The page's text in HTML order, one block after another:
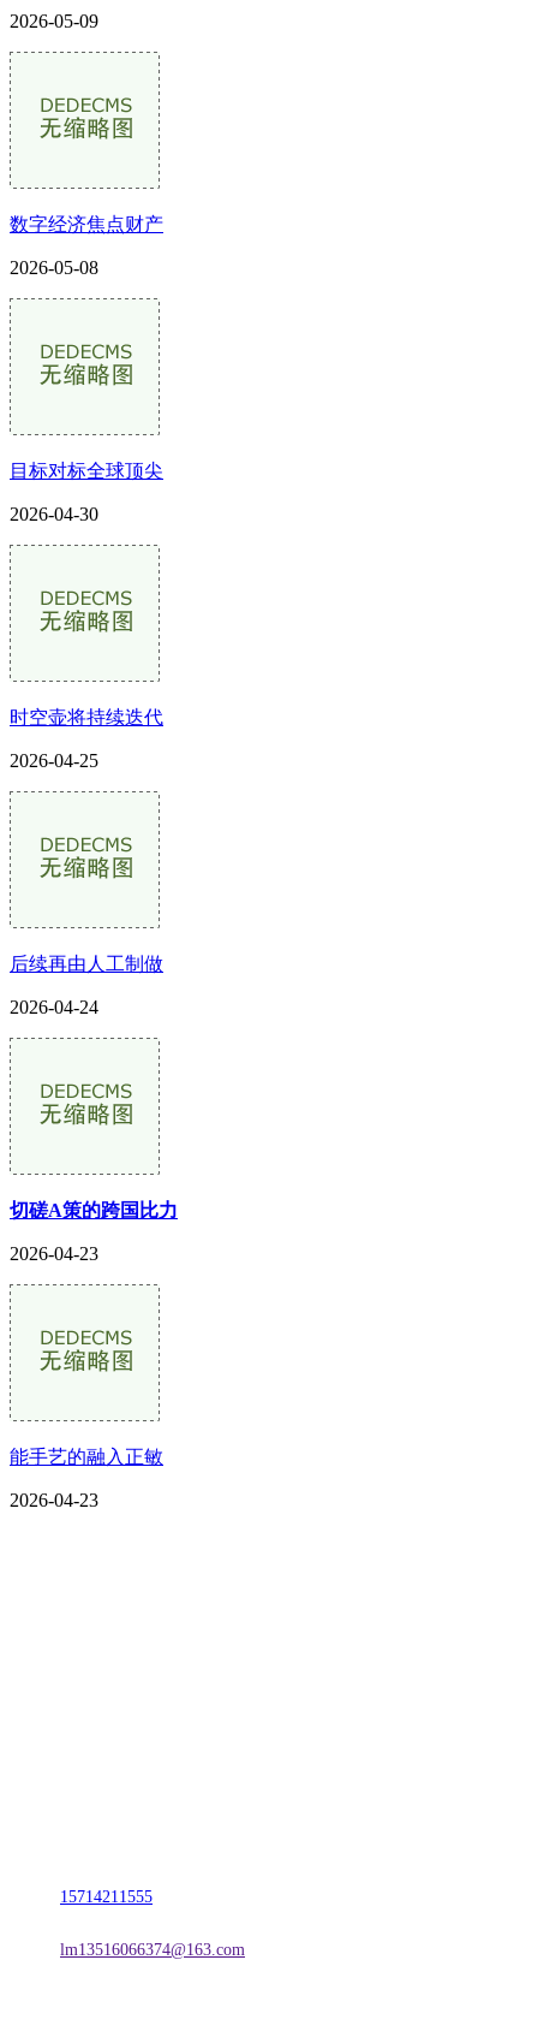
2026-05-09
数字经济焦点财产
2026-05-08
目标对标全球顶尖
2026-04-30
时空壶将持续迭代
2026-04-25
后续再由人工制做
2026-04-24
切磋A策的跨国比力
2026-04-23
能手艺的融入正敏
2026-04-23
15714211555
lm13516066374@163.com